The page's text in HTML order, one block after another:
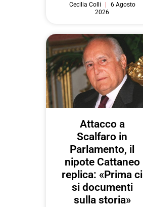
Cecilia Colli
6 Agosto
2026
Attacco a
Scalfaro in
Parlamento, il
nipote Cattaneo
replica: «Prima ci
si documenti
sulla storia»